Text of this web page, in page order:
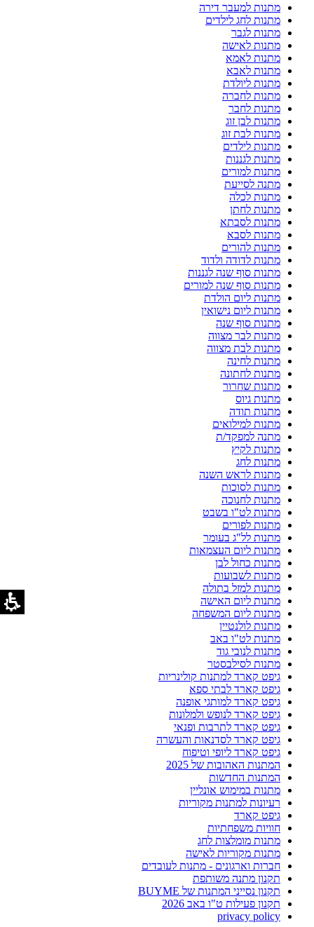
מתנות למעבר דירה
מתנות לחג לילדים
מתנות לגבר
מתנות לאישה
מתנות לאמא
מתנות לאבא
מתנות ליולדת
מתנות לחברה
מתנות לחבר
מתנות לבן זוג
מתנות לבת זוג
מתנות לילדים
מתנות לגננות
מתנות למורים
מתנה לסייעת
מתנות לכלה
מתנות לחתן
מתנות לסבתא
מתנות לסבא
מתנות להורים
מתנות לדודה ולדוד
מתנות סוף שנה לגננות
מתנות סוף שנה למורים
מתנות ליום הולדת
מתנות ליום נישואין
מתנות סוף שנה
מתנות לבר מצווה
מתנות לבת מצווה
מתנות לחינה
מתנות לחתונה
מתנות שחרור
מתנות גיוס
מתנות תודה
מתנות למילואים
מתנה למפקד/ת
מתנות לקיץ
מתנות לחג
מתנות לראש השנה
מתנות לסוכות
מתנות לחנוכה
מתנות לט"ו בשבט
מתנות לפורים
מתנות לל"ג בעומר
מתנות ליום העצמאות
מתנות כחול לבן
מתנות לשבועות
מתנות למזל בתולה
מתנות ליום האישה
מתנות ליום המשפחה
מתנות לולנטיין
מתנות לט"ו באב
מתנות לנובי גוד
מתנות לסילבסטר
גיפט קארד למתנות קולינריות
גיפט קארד לבתי ספא
גיפט קארד למותגי אופנה
גיפט קארד לנופש ולמלונות
גיפט קארד לתרבות ופנאי
גיפט קארד לסדנאות והעשרה
גיפט קארד ליופי וטיפוח
המתנות האהובות של 2025
המתנות החדשות
מתנות במימוש אונליין
רעיונות למתנות מקוריות
גיפט קארד
חוויות משפחתיות
מתנות מומלצות לחג
מתנות מקוריות לאישה
חברות וארגונים - מתנות לעובדים
תקנון מתנה משותפת
תקנון נסייני המתנות של BUYME
תקנון פעילות ט"ו באב 2026
privacy policy